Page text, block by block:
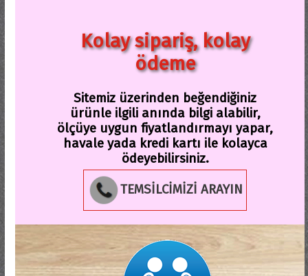
Kolay sipariş, kolay
ödeme
Sitemiz üzerinden beğendiğiniz
ürünle ilgili anında bilgi alabilir,
ölçüye uygun fiyatlandırmayı yapar,
havale yada kredi kartı ile kolayca
ödeyebilirsiniz.
TEMSİLCİMİZİ ARAYIN